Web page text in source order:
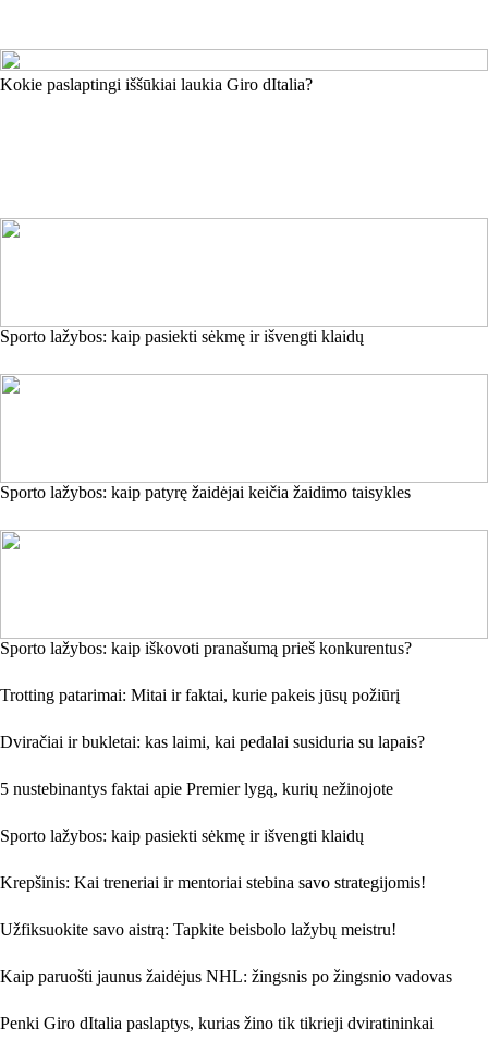
Kokie paslaptingi iššūkiai laukia Giro dItalia?
Sporto lažybos: kaip pasiekti sėkmę ir išvengti klaidų
Sporto lažybos: kaip patyrę žaidėjai keičia žaidimo taisykles
Sporto lažybos: kaip iškovoti pranašumą prieš konkurentus?
Trotting patarimai: Mitai ir faktai, kurie pakeis jūsų požiūrį
Dviračiai ir bukletai: kas laimi, kai pedalai susiduria su lapais?
5 nustebinantys faktai apie Premier lygą, kurių nežinojote
Sporto lažybos: kaip pasiekti sėkmę ir išvengti klaidų
Krepšinis: Kai treneriai ir mentoriai stebina savo strategijomis!
Užfiksuokite savo aistrą: Tapkite beisbolo lažybų meistru!
Kaip paruošti jaunus žaidėjus NHL: žingsnis po žingsnio vadovas
Penki Giro dItalia paslaptys, kurias žino tik tikrieji dviratininkai